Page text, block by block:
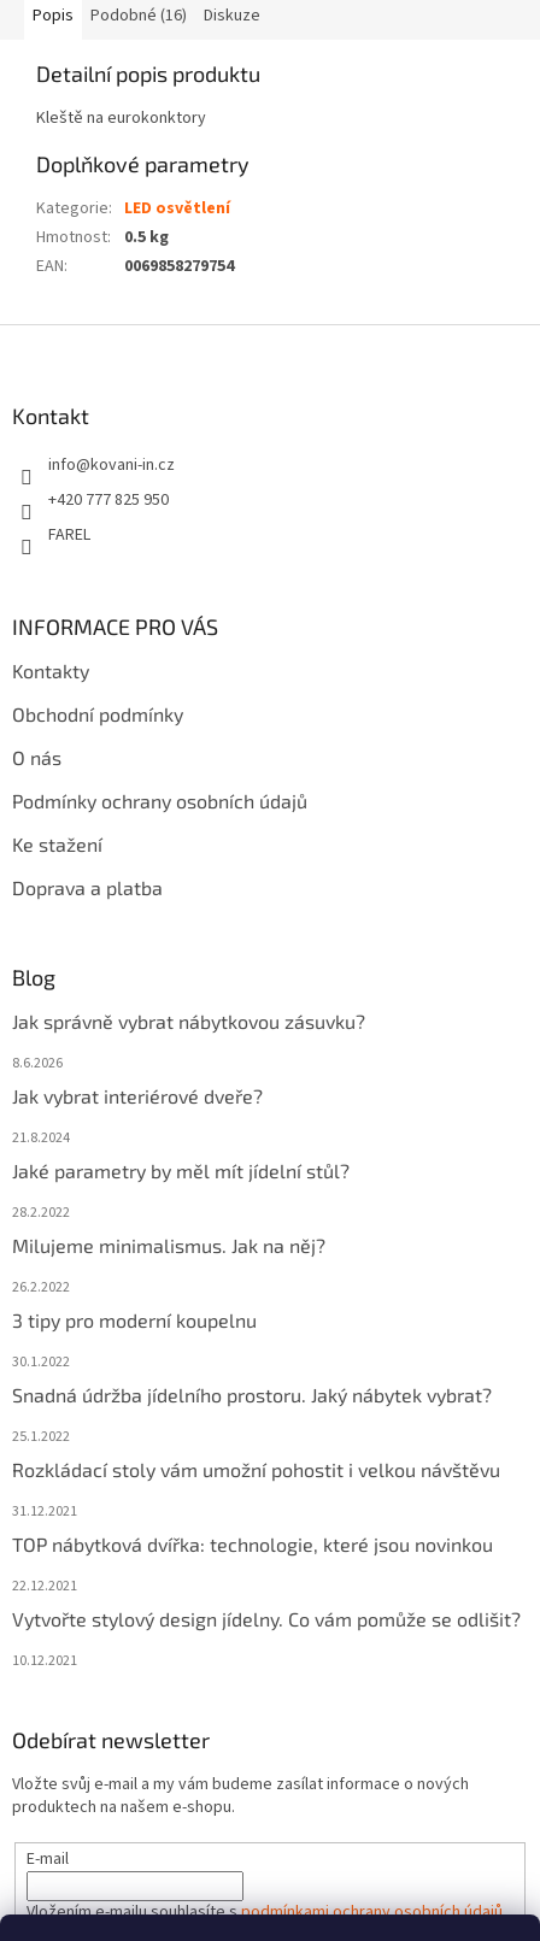
Popis Podobné (16) Diskuze
Detailní popis produktu
Kleště na eurokonktory
Doplňkové parametry
Kategorie: LED osvětlení
Hmotnost:
0.5 kg
EAN: 0069858279754
Kontakt
info@kovani-in.cz
+420 777 825 950
FAREL
INFORMACE PRO VÁS
Kontakty
Obchodní podmínky
O nás
Podmínky ochrany osobních údajů
Ke stažení
Doprava a platba
Blog
Jak správně vybrat nábytkovou zásuvku?
8.6.2026
Jak vybrat interiérové dveře?
21.8.2024
Jaké parametry by měl mít jídelní stůl?
28.2.2022
Milujeme minimalismus. Jak na něj?
26.2.2022
3 tipy pro moderní koupelnu
30.1.2022
Snadná údržba jídelního prostoru. Jaký nábytek vybrat?
25.1.2022
Rozkládací stoly vám umožní pohostit i velkou návštěvu
31.12.2021
TOP nábytková dvířka: technologie, které jsou novinkou
22.12.2021
Vytvořte stylový design jídelny. Co vám pomůže se odlišit?
10.12.2021
Odebírat newsletter
Vložte svůj e-mail a my vám budeme zasílat informace o nových
produktech na našem e-shopu.
E-mail
Vložením e-mailu souhlasíte spodmínkami ochrany osobních údajů